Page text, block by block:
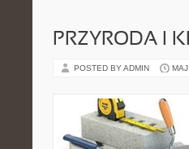
PRZYRODA I
POSTED BY ADMIN